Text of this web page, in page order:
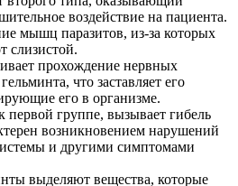
воздействие на пациента.
мышц паразитов, из-за которых
слизистой.
прохождение нервных
что заставляет его
его в организме.
первой группе, вызывает гибель
возникновением нарушений
и другими симптомами
выделяют вещества, которые